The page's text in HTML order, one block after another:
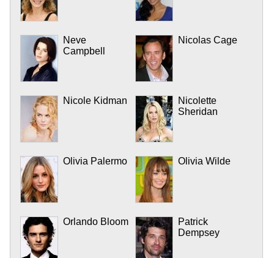
Neve
Campbell
Nicolas Cage
Nicole Kidman
Nicolette
Sheridan
Olivia Palermo Olivia Wilde
Orlando Bloom
Patrick
Dempsey